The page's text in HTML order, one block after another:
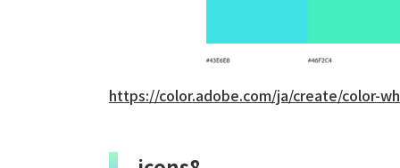
https://color.adobe.com/ja/create/color-